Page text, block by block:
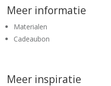
Meer informatie
Materialen
Cadeaubon
Meer inspiratie